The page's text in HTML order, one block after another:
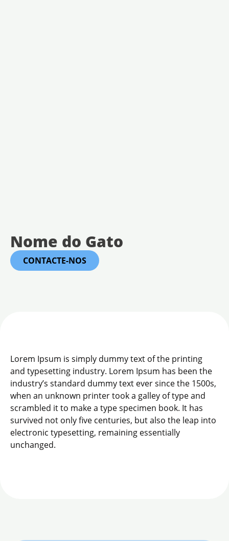
Nome do Gato
CONTACTE-NOS
Lorem Ipsum is simply dummy text of the printing
and typesetting industry. Lorem Ipsum has been the
industry’s standard dummy text ever since the 1500s,
when an unknown printer took a galley of type and
scrambled it to make a type specimen book. It has
survived not only five centuries, but also the leap into
electronic typesetting, remaining essentially
unchanged.